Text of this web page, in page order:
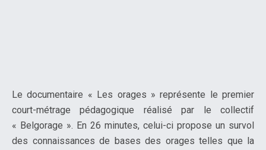
Le documentaire « Les orages » représente le premier
court-métrage pédagogique réalisé par le collectif
« Belgorage ». En 26 minutes, celui-ci propose un survol
des connaissances de bases des orages telles que la